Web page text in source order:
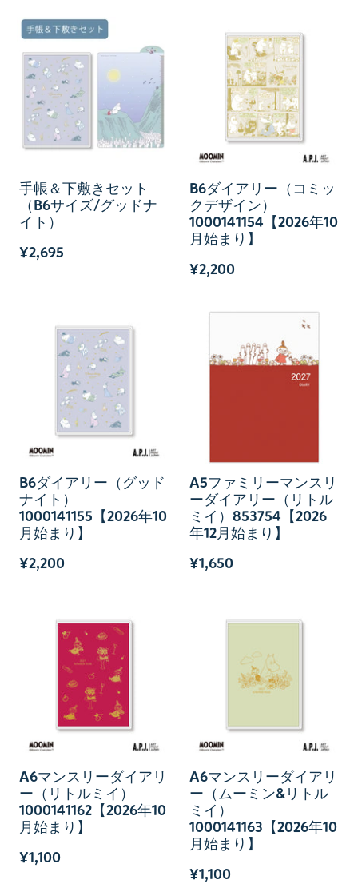
手帳＆下敷きセット
（B6サイズ/グッドナ
イト）
¥2,695
B6ダイアリー（コミッ
クデザイン）
1000141154【2026年10
月始まり】
¥2,200
B6ダイアリー（グッド
ナイト）
1000141155【2026年10
月始まり】
¥2,200
A5ファミリーマンスリ
ーダイアリー（リトル
ミイ）853754【2026
年12月始まり】
¥1,650
A6マンスリーダイアリ
ー（リトルミイ）
1000141162【2026年10
月始まり】
¥1,100
A6マンスリーダイアリ
ー（ムーミン&リトル
ミイ）
1000141163【2026年10
月始まり】
¥1,100